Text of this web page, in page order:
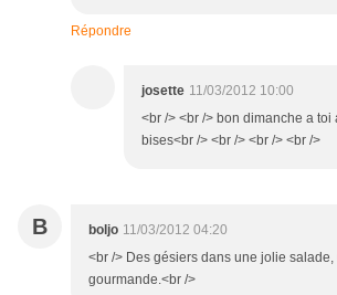
Répondre
josette 11/03/2012 10:00
<br /> <br /> bon dimanche a toi
bises<br /> <br /> <br /> <br />
B boljo 11/03/2012 04:20
<br /> Des gésiers dans une jolie
gourmande.<br />